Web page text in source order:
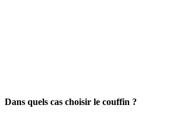
Dans quels cas choisir le couffin ?